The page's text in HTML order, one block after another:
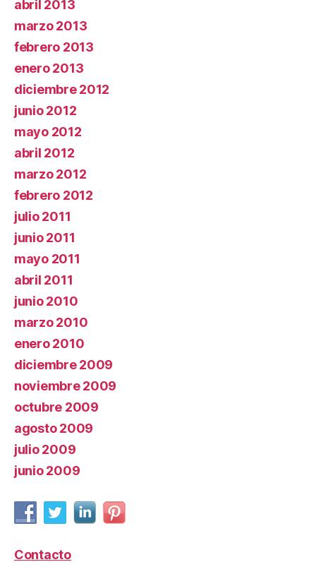
abril 2013
marzo 2013
febrero 2013
enero 2013
diciembre 2012
junio 2012
mayo 2012
abril 2012
marzo 2012
febrero 2012
julio 2011
junio 2011
mayo 2011
abril 2011
junio 2010
marzo 2010
enero 2010
diciembre 2009
noviembre 2009
octubre 2009
agosto 2009
julio 2009
junio 2009
Contacto